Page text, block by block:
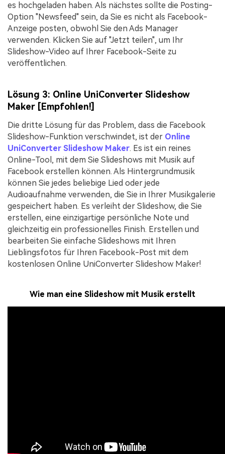
es hochgeladen haben. Als nächstes sollte die Posting-
Option "Newsfeed" sein, da Sie es nicht als Facebook-
Anzeige posten, obwohl Sie den Ads Manager
verwenden. Klicken Sie auf "Jetzt teilen", um Ihr
Slideshow-Video auf Ihrer Facebook-Seite zu
veröffentlichen.
Lösung 3: Online UniConverter Slideshow
Maker [Empfohlen!]
Die dritte Lösung für das Problem, dass die Facebook
Slideshow-Funktion verschwindet, ist der Online
UniConverter Slideshow Maker. Es ist ein reines
Online-Tool, mit dem Sie Slideshows mit Musik auf
Facebook erstellen können. Als Hintergrundmusik
können Sie jedes beliebige Lied oder jede
Audioaufnahme verwenden, die Sie in Ihrer Musikgalerie
gespeichert haben. Es verleiht der Slideshow, die Sie
erstellen, eine einzigartige persönliche Note und
gleichzeitig ein professionelles Finish. Erstellen und
bearbeiten Sie einfache Slideshows mit Ihren
Lieblingsfotos für Ihren Facebook-Post mit dem
kostenlosen Online UniConverter Slideshow Maker!
Wie man eine Slideshow mit Musik erstellt